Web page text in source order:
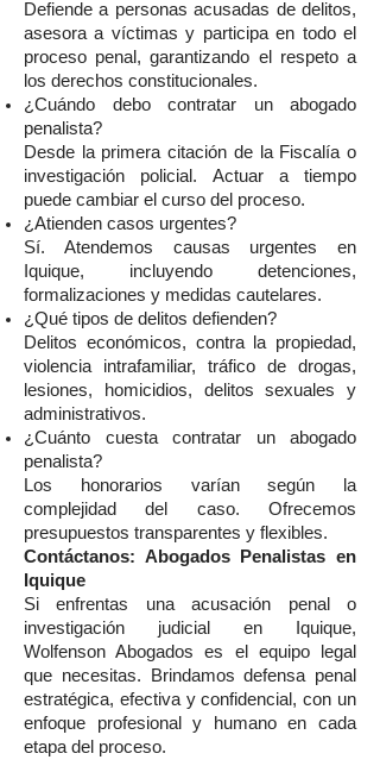
Defiende a personas acusadas de delitos,
asesora a víctimas y participa en todo el
proceso penal, garantizando el respeto a
los derechos constitucionales.
¿Cuándo debo contratar un abogado
penalista?
Desde la primera citación de la Fiscalía o
investigación policial. Actuar a tiempo
puede cambiar el curso del proceso.
¿Atienden casos urgentes?
Sí. Atendemos causas urgentes en
Iquique, incluyendo detenciones,
formalizaciones y medidas cautelares.
¿Qué tipos de delitos defienden?
Delitos económicos, contra la propiedad,
violencia intrafamiliar, tráfico de drogas,
lesiones, homicidios, delitos sexuales y
administrativos.
¿Cuánto cuesta contratar un abogado
penalista?
Los honorarios varían según la
complejidad del caso. Ofrecemos
presupuestos transparentes y flexibles.
Contáctanos: Abogados Penalistas en
Iquique
Si enfrentas una acusación penal o
investigación judicial en Iquique,
Wolfenson Abogados es el equipo legal
que necesitas. Brindamos defensa penal
estratégica, efectiva y confidencial, con un
enfoque profesional y humano en cada
etapa del proceso.